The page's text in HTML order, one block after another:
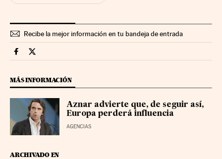
Recibe la mejor información en tu bandeja de entrada
Videos Cinco Días en Facebook
Videos Cinco Días en Twitter
MÁS INFORMACIÓN
Aznar advierte que, de seguir así,
Europa perderá influencia
AGENCIAS
ARCHIVADO EN